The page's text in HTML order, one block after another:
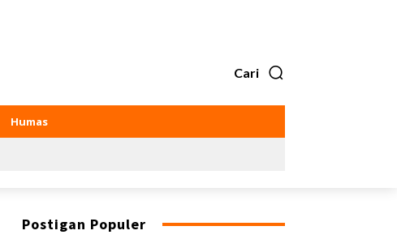
Cari
Humas
Postigan Populer